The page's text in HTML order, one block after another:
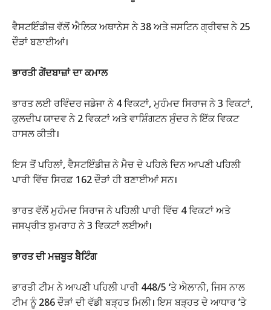
ਵੈਸਟਇੰਡੀਜ਼ ਵੱਲੋਂ ਐਲਿਕ ਅਥਾਨੇਸ ਨੇ 38 ਅਤੇ ਜਸਟਿਨ ਗ੍ਰੀਵਜ਼ ਨੇ 25
ਦੌੜਾਂ ਬਣਾਈਆਂ।
ਭਾਰਤੀ ਗੇਂਦਬਾਜ਼ਾਂ ਦਾ ਕਮਾਲ
ਭਾਰਤ ਲਈ ਰਵਿੰਦਰ ਜਡੇਜਾ ਨੇ 4 ਵਿਕਟਾਂ, ਮੁਹੰਮਦ ਸਿਰਾਜ ਨੇ 3 ਵਿਕਟਾਂ,
ਕੁਲਦੀਪ ਯਾਦਵ ਨੇ 2 ਵਿਕਟਾਂ ਅਤੇ ਵਾਸ਼ਿੰਗਟਨ ਸੁੰਦਰ ਨੇ ਇੱਕ ਵਿਕਟ
ਹਾਸਲ ਕੀਤੀ।
ਇਸ ਤੋਂ ਪਹਿਲਾਂ, ਵੈਸਟਇੰਡੀਜ਼ ਨੇ ਮੈਚ ਦੇ ਪਹਿਲੇ ਦਿਨ ਆਪਣੀ ਪਹਿਲੀ
ਪਾਰੀ ਵਿੱਚ ਸਿਰਫ਼ 162 ਦੌੜਾਂ ਹੀ ਬਣਾਈਆਂ ਸਨ।
ਭਾਰਤ ਵੱਲੋਂ ਮੁਹੰਮਦ ਸਿਰਾਜ ਨੇ ਪਹਿਲੀ ਪਾਰੀ ਵਿੱਚ 4 ਵਿਕਟਾਂ ਅਤੇ
ਜਸਪ੍ਰੀਤ ਬੁਮਰਾਹ ਨੇ 3 ਵਿਕਟਾਂ ਲਈਆਂ।
ਭਾਰਤ ਦੀ ਮਜ਼ਬੂਤ ਬੈਟਿੰਗ
ਭਾਰਤੀ ਟੀਮ ਨੇ ਆਪਣੀ ਪਹਿਲੀ ਪਾਰੀ 448/5 ‘ਤੇ ਐਲਾਨੀ, ਜਿਸ ਨਾਲ
ਟੀਮ ਨੂੰ 286 ਦੌੜਾਂ ਦੀ ਵੱਡੀ ਬੜ੍ਹਤ ਮਿਲੀ। ਇਸ ਬੜ੍ਹਤ ਦੇ ਆਧਾਰ ’ਤੇ